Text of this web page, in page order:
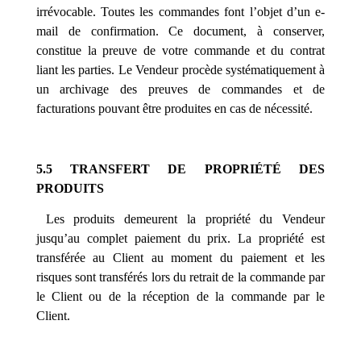
irrévocable. Toutes les commandes font l’objet d’un e-
mail de confirmation. Ce document, à conserver,
constitue la preuve de votre commande et du contrat
liant les parties. Le Vendeur procède systématiquement à
un archivage des preuves de commandes et de
facturations pouvant être produites en cas de nécessité.
5.5 TRANSFERT DE PROPRIÉTÉ DES
PRODUITS
Les produits demeurent la propriété du Vendeur
jusqu’au complet paiement du prix. La propriété est
transférée au Client au moment du paiement et les
risques sont transférés lors du retrait de la commande par
le Client ou de la réception de la commande par le
Client.